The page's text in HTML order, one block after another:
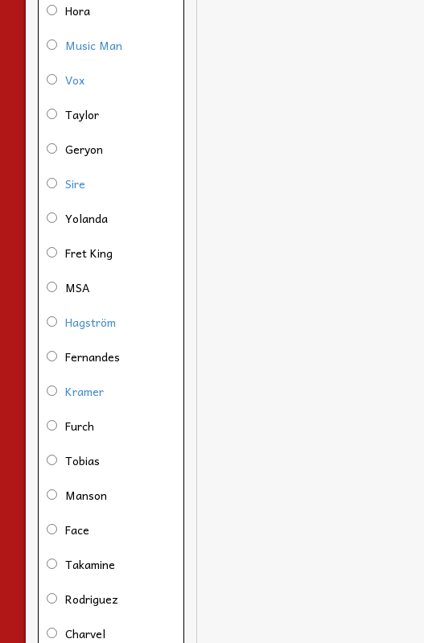
Hora
Music Man
Vox
Taylor
Geryon
Sire
Yolanda
Fret King
MSA
Hagström
Fernandes
Kramer
Furch
Tobias
Manson
Face
Takamine
Rodriguez
Charvel